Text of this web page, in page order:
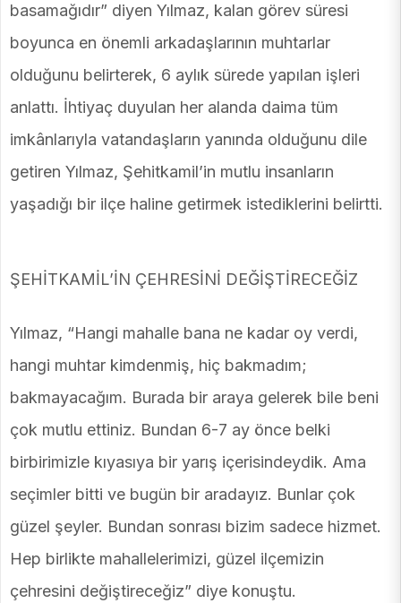
basamağıdır” diyen Yılmaz, kalan görev süresi
boyunca en önemli arkadaşlarının muhtarlar
olduğunu belirterek, 6 aylık sürede yapılan işleri
anlattı. İhtiyaç duyulan her alanda daima tüm
imkânlarıyla vatandaşların yanında olduğunu dile
getiren Yılmaz, Şehitkamil’in mutlu insanların
yaşadığı bir ilçe haline getirmek istediklerini belirtti.
ŞEHİTKAMİL’İN ÇEHRESİNİ DEĞİŞTİRECEĞİZ
Yılmaz, “Hangi mahalle bana ne kadar oy verdi,
hangi muhtar kimdenmiş, hiç bakmadım;
bakmayacağım. Burada bir araya gelerek bile beni
çok mutlu ettiniz. Bundan 6-7 ay önce belki
birbirimizle kıyasıya bir yarış içerisindeydik. Ama
seçimler bitti ve bugün bir aradayız. Bunlar çok
güzel şeyler. Bundan sonrası bizim sadece hizmet.
Hep birlikte mahallelerimizi, güzel ilçemizin
çehresini değiştireceğiz” diye konuştu.